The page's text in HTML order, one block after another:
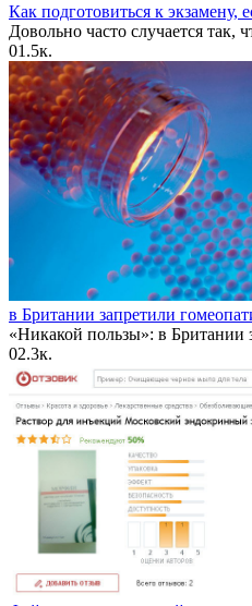
Как подготовиться к экзамену,
Довольно часто случается так,
01.5к.
в Британии запретили
«Никакой пользы»: в Британии
02.3к.